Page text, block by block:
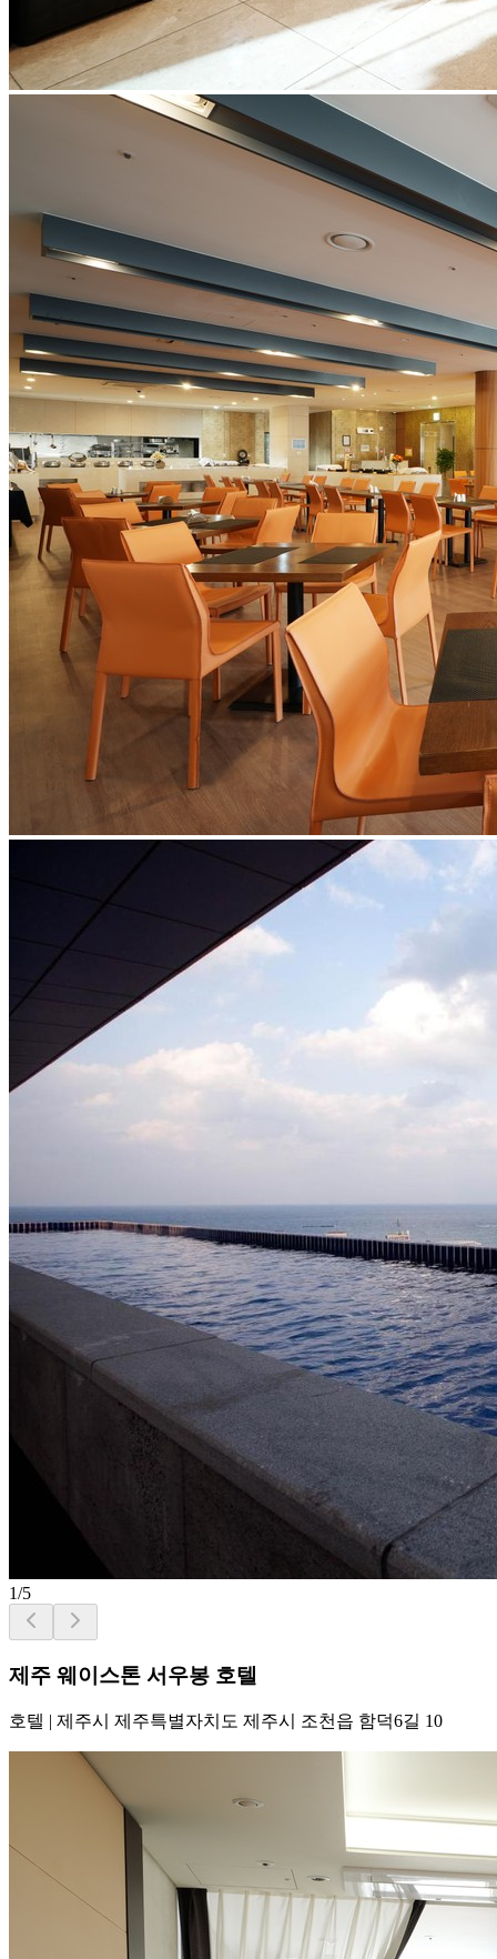
1/5
제주 웨이스톤 서우봉 호텔
호텔 | 제주시 제주특별자치도 제주시 조천읍 함덕6길 10